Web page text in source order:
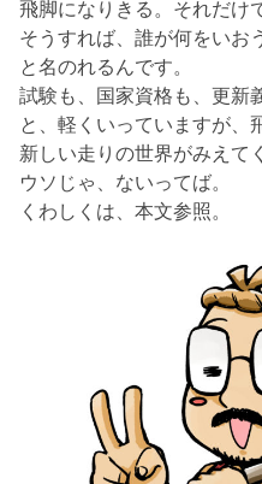
飛脚になりきる。それだけ
そうすれば、誰が何をいお
と名のれるんです。
試験も、国家資格も、更新
と、軽くいっていますが、
新しい走りの世界がみえて
ウソじゃ、ないってば。
くわしくは、本文参照。